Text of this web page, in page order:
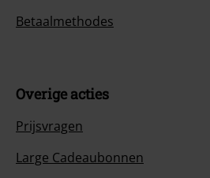
Betaalmethodes
Overige acties
Prijsvragen
Large Cadeaubonnen